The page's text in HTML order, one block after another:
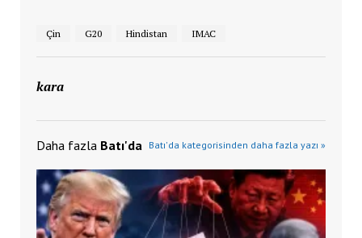
Çin G20 Hindistan IMAC
kara
Daha fazla Batı'da Batı'da kategorisinden daha fazla yazı »